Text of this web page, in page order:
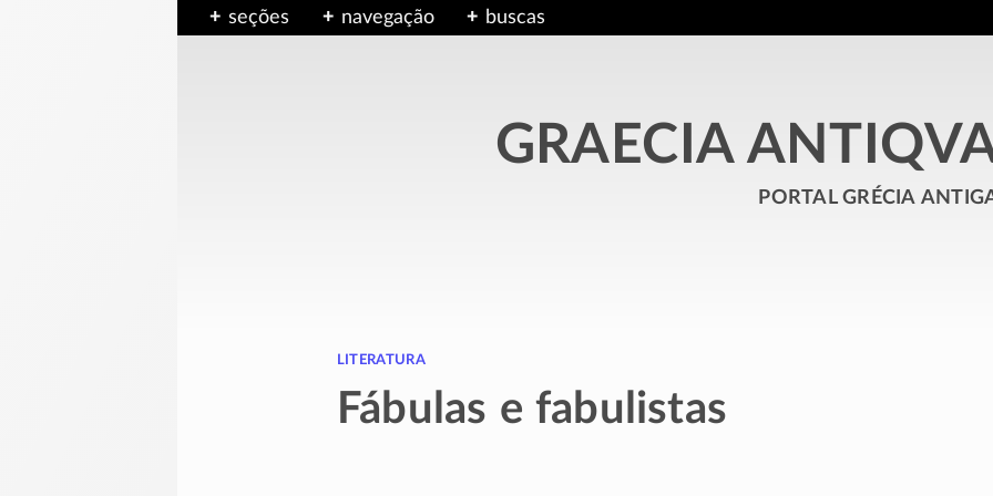
seções navegação buscas
GRAECIA
portal grécia
literatura
Fábulas e fabulistas